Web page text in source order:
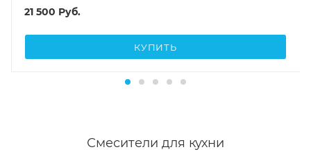
21 500 Руб.
КУПИТЬ
Смесители для кухни